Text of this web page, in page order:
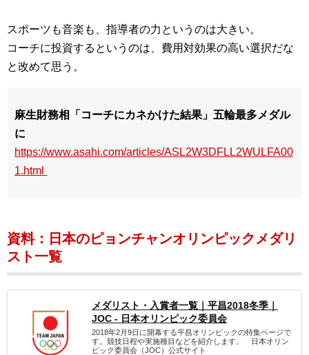
スポーツも音楽も、指導者の力というのは大きい。
コーチに投資するというのは、費用対効果の高い選択だな
と改めて思う。
麻生財務相「コーチにカネかけた結果」五輪最多メダル
に
https://www.asahi.com/articles/ASL2W3DFLL2WULFA00
1.html
資料：日本のピョンチャンオリンピックメダリ
スト一覧
メダリスト・入賞者一覧｜平昌2018冬季｜
JOC - 日本オリンピック委員会
2018年2月9日に開幕する平昌オリンピックの特集ページで
す。競技日程や実施種目などを紹介します。 日本オリン
ピック委員会（JOC）公式サイト